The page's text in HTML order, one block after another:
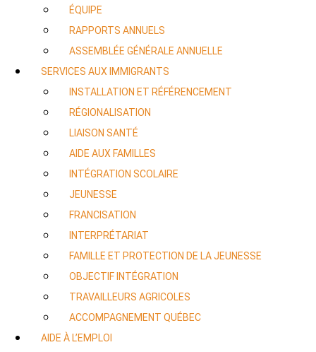
ÉQUIPE
RAPPORTS ANNUELS
ASSEMBLÉE GÉNÉRALE ANNUELLE
SERVICES AUX IMMIGRANTS
INSTALLATION ET RÉFÉRENCEMENT
RÉGIONALISATION
LIAISON SANTÉ
AIDE AUX FAMILLES
INTÉGRATION SCOLAIRE
JEUNESSE
FRANCISATION
INTERPRÉTARIAT
FAMILLE ET PROTECTION DE LA JEUNESSE
OBJECTIF INTÉGRATION
TRAVAILLEURS AGRICOLES
ACCOMPAGNEMENT QUÉBEC
AIDE À L’EMPLOI